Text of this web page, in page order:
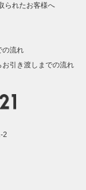
られたお客様へ
の流れ
引き渡しまでの流れ
2